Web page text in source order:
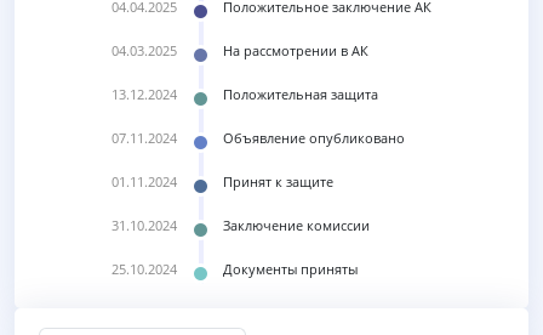
04.04.2025 Положительное заключение АК
04.03.2025 На рассмотрении в АК
13.12.2024 Положительная защита
07.11.2024 Объявление опубликовано
01.11.2024 Принят к защите
31.10.2024 Заключение комиссии
25.10.2024 Документы приняты